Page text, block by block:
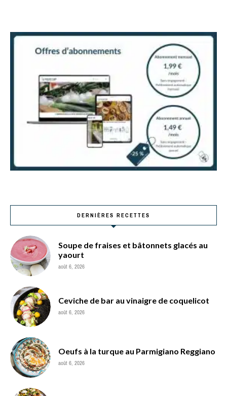
DERNIÈRES RECETTES
Soupe de fraises et bâtonnets glacés au
yaourt
août 6, 2026
Ceviche de bar au vinaigre de coquelicot
août 6, 2026
Oeufs à la turque au Parmigiano Reggiano
août 6, 2026